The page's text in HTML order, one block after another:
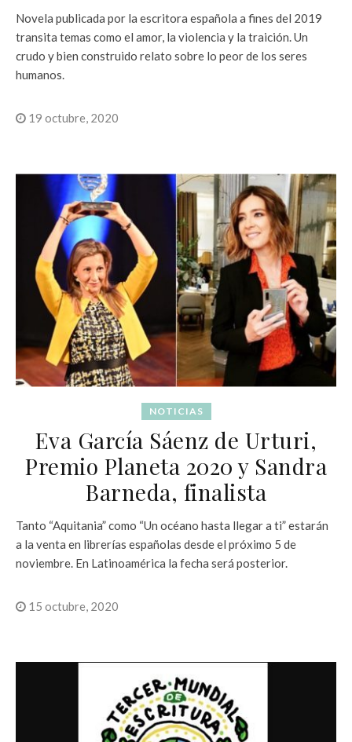
Novela publicada por la escritora española a fines del 2019
transita temas como el amor, la violencia y la traición. Un
crudo y bien construido relato sobre lo peor de los seres
humanos.
19 octubre, 2020
NOTICIAS
Eva García Sáenz de Urturi,
Premio Planeta 2020 y Sandra
Barneda, finalista
Tanto “Aquitania” como “Un océano hasta llegar a ti” estarán
a la venta en librerías españolas desde el próximo 5 de
noviembre. En Latinoamérica la fecha será posterior.
15 octubre, 2020